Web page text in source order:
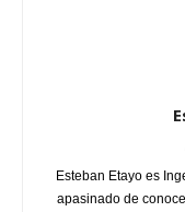
Esteban Etayo es
apasinado de